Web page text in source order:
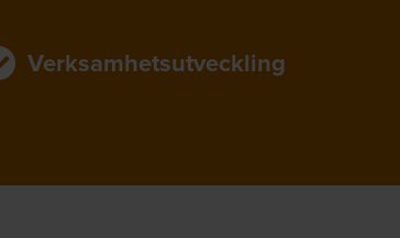
Verksamhetsutveckling